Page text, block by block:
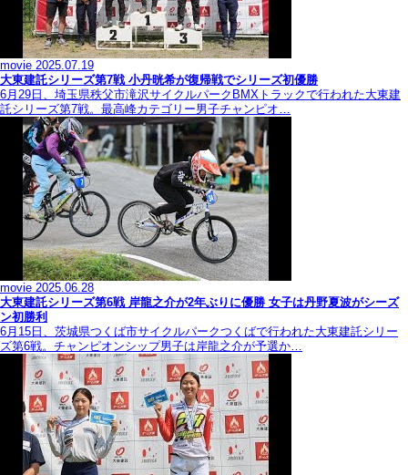
movie 2025.07.19
大東建託シリーズ第7戦 ⼩丹晄希が復帰戦でシリーズ初優勝
6月29日、埼玉県秩父市滝沢サイクルパークBMXトラックで行われた大東建
託シリーズ第7戦。最高峰カテゴリー男子チャンピオ…
movie 2025.06.28
大東建託シリーズ第6戦 岸龍之介が2年ぶりに優勝 女子は丹野夏波がシーズ
ン初勝利
6月15日、茨城県つくば市サイクルパークつくばで行われた大東建託シリー
ズ第6戦。チャンピオンシップ男子は岸龍之介が予選か…